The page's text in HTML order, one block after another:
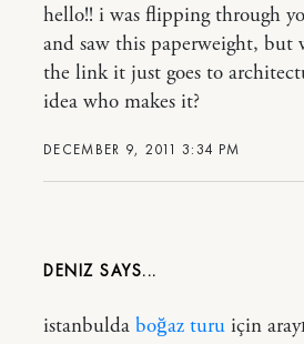
DECEMBER 9, 2011 3:34 PM
hello!! i was flipping through
and saw this paperweight, but
the link it just goes to
idea who makes it?
DENIZ
istanbulda boğaz turu için